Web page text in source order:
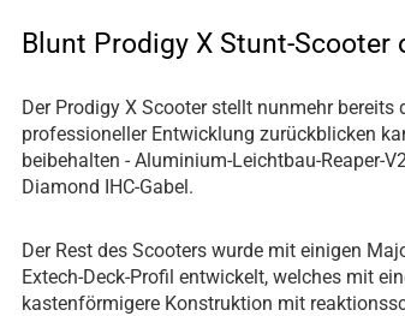
Blunt Prodigy X Stunt-Scooter
Der Prodigy X Scooter stellt nunmehr
professioneller Entwicklung zurückblicken
beibehalten - Aluminium-Leichtbau-Reaper-
Diamond IHC-Gabel.
Der Rest des Scooters wurde mit einigen
Extech-Deck-Profil entwickelt, welches mit
kastenförmigere Konstruktion mit